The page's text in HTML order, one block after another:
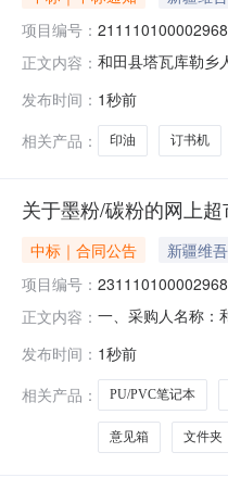
项目编号：
正文内容： 和田县塔瓦库勒乡
（元）:项目所在
发布时间： 1秒前
相关产品：
印油 订书机
关于墨粉/碳粉的网上
中标｜合同公告
新疆维
项目编号：
正文内容： 一、采购人名称：
FA388A-6瓶
发布时间： 1秒前
相关产品：
PU/PVC笔记本
意见箱 文件夹